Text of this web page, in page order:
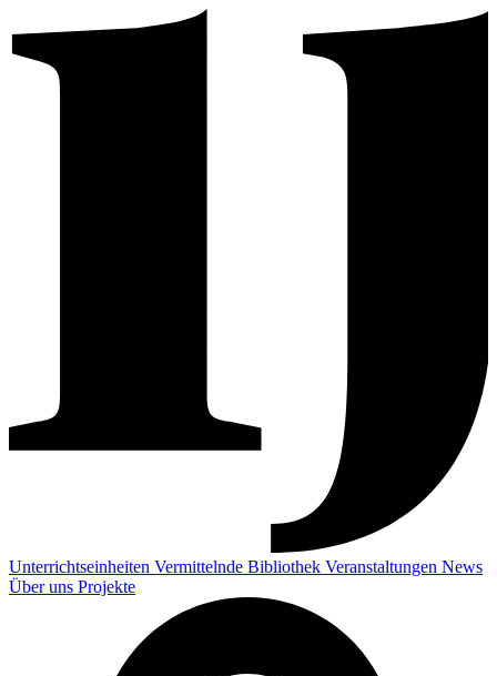
Unterrichtseinheiten Vermittelnde Bibliothek Veranstaltungen News
Über uns Projekte